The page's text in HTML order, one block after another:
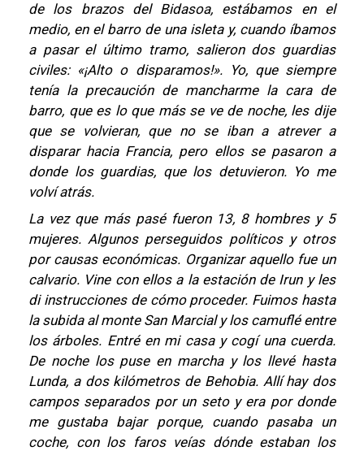
de los brazos del Bidasoa, estábamos en el
medio, en el barro de una isleta y, cuando íbamos
a pasar el último tramo, salieron dos guardias
civiles: «¡Alto o disparamos!». Yo, que siempre
tenía la precaución de mancharme la cara de
barro, que es lo que más se ve de noche, les dije
que se volvieran, que no se iban a atrever a
disparar hacia Francia, pero ellos se pasaron a
donde los guardias, que los detuvieron. Yo me
volví atrás.
La vez que más pasé fueron 13, 8 hombres y 5
mujeres. Algunos perseguidos políticos y otros
por causas económicas. Organizar aquello fue un
calvario. Vine con ellos a la estación de Irun y les
di instrucciones de cómo proceder. Fuimos hasta
la subida al monte San Marcial y los camuflé entre
los árboles. Entré en mi casa y cogí una cuerda.
De noche los puse en marcha y los llevé hasta
Lunda, a dos kilómetros de Behobia. Allí hay dos
campos separados por un seto y era por donde
me gustaba bajar porque, cuando pasaba un
coche, con los faros veías dónde estaban los